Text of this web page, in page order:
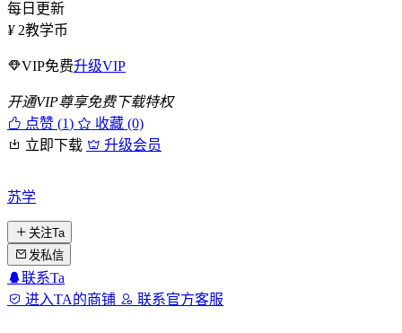
每日更新
¥ 2教学币
VIP免费升级VIP
开通VIP尊享免费下载特权
点赞 (1)
收藏 (0)
立即下载
升级会员
苏学
关注Ta
发私信
联系Ta
进入TA的商铺
联系官方客服